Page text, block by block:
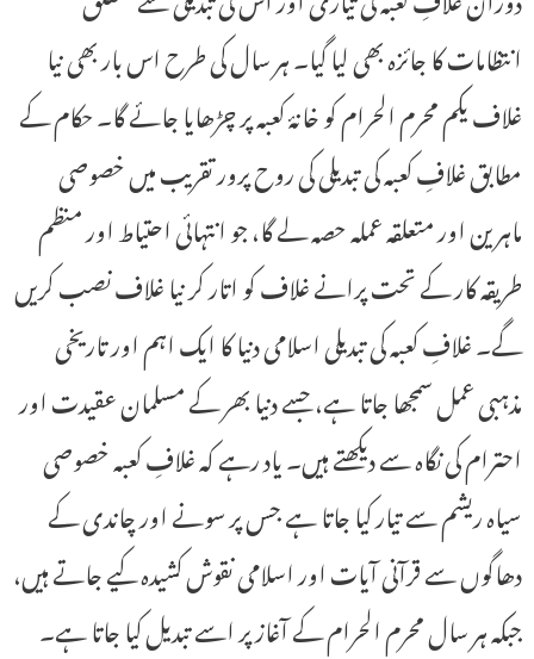
انتظامات کا جائزہ بھی لیا گیا۔ ہر سال کی طرح اس بار بھی نیا
غلاف یکم محرم الحرام کو خانۂ کعبہ پر چڑھایا جائے گا۔ حکام کے
مطابق غلافِ کعبہ کی تبدیلی کی روح پرور تقریب میں خصوصی
ماہرین اور متعلقہ عملہ حصہ لے گا، جو انتہائی احتیاط اور منظم
طریقہ کار کے تحت پرانے غلاف کو اتار کر نیا غلاف نصب کریں
گے۔ غلافِ کعبہ کی تبدیلی اسلامی دنیا کا ایک اہم اور تاریخی
مذہبی عمل سمجھا جاتا ہے، جسے دنیا بھر کے مسلمان عقیدت اور
احترام کی نگاہ سے دیکھتے ہیں۔ یاد رہے کہ غلافِ کعبہ خصوصی
سیاہ ریشم سے تیار کیا جاتا ہے جس پر سونے اور چاندی کے
دھاگوں سے قرآنی آیات اور اسلامی نقوش کشیدہ کیے جاتے ہیں،
جبکہ ہر سال محرم الحرام کے آغاز پر اسے تبدیل کیا جاتا ہے۔